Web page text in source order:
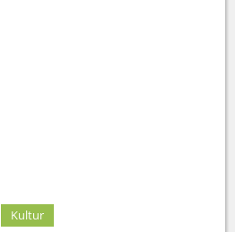
Kultur